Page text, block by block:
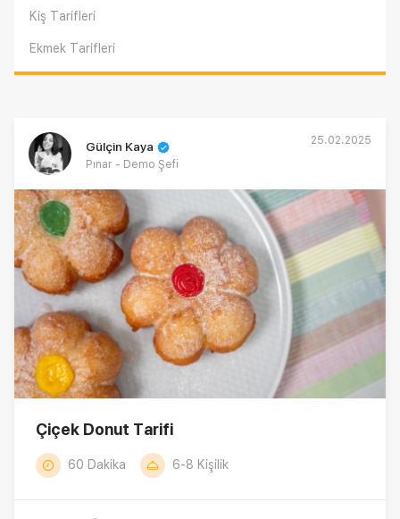
Kiş Tarifleri
Ekmek Tarifleri
Gülçin Kaya
Pınar - Demo Şefi
25.02.2025
Çiçek Donut Tarifi
60 Dakika 6-8 Kişilik